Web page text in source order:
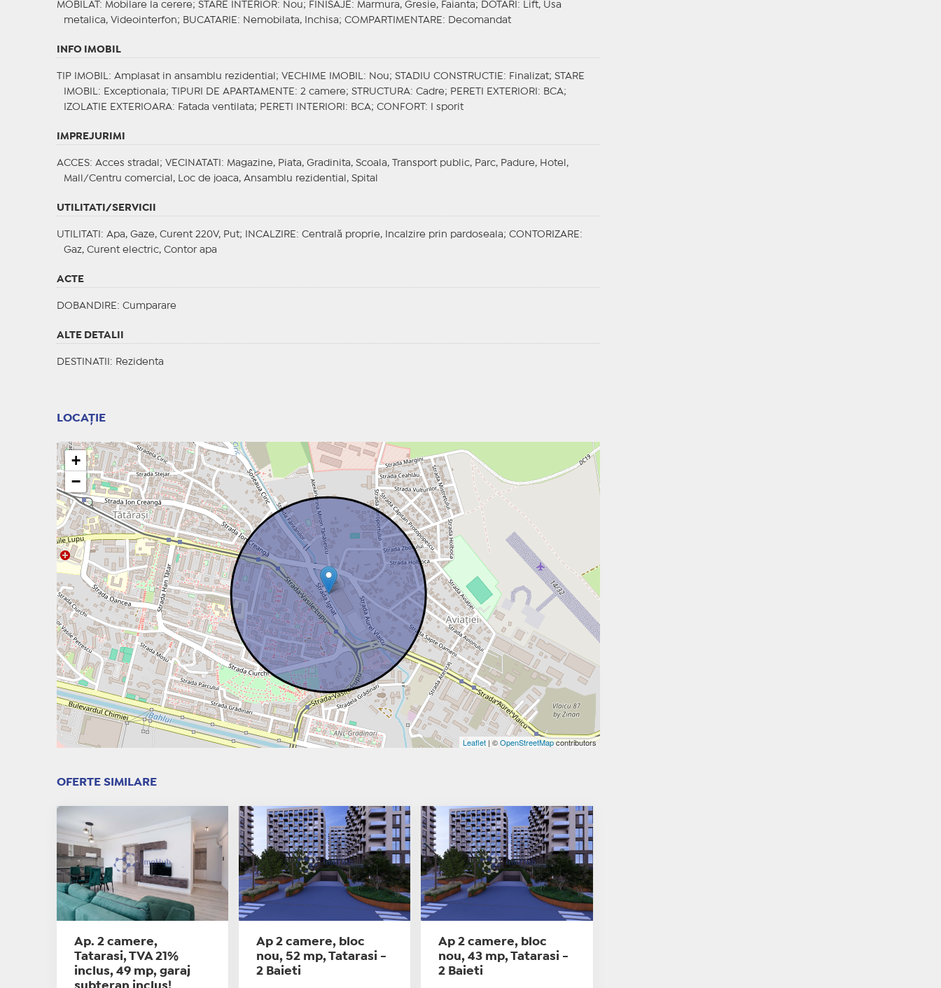
MOBILAT : Mobilare la cerere; STARE INTERIOR: Nou; FINISAJE : Marmura, Gresie, Faianta; DOTARI : Lift, Usa
metalica, Videointerfon; BUCATARIE : Nemobilata, Inchisa; COMPARTIMENTARE : Decomandat
INFO IMOBIL
TIP IMOBIL : Amplasat in ansamblu rezidential; VECHIME IMOBIL : Nou; STADIU CONSTRUCTIE : Finalizat; STARE
IMOBIL
: Exceptionala; TIPURI DE APARTAMENTE : 2 camere; STRUCTURA: Cadre; PERETI EXTERIORI : BCA;
IZOLATIE EXTERIOARA: Fatada ventilata; PERETI INTERIORI : BCA; CONFORT : I sporit
IMPREJURIMI
ACCES: Acces stradal; VECINATATI
: Magazine, Piata, Gradinita, Scoala, Transport public, Parc, Padure, Hotel,
Mall/Centru comercial, Loc de joaca, Ansamblu rezidential, Spital
UTILITATI/SERVICII
UTILITATI : Apa, Gaze, Curent 220V, Put; INCALZIRE : Centrală proprie, Incalzire prin pardoseala; CONTORIZARE :
Gaz, Curent electric, Contor apa
ACTE
DOBANDIRE : Cumparare
ALTE DETALII
DESTINATII : Rezidenta
LOCAȚIE
+
−
Leaflet| ©OpenStreetMapcontributors
OFERTE SIMILARE
Ap. 2 camere,
Tatarasi, TVA 21%
inclus, 49 mp, garaj
Ap 2 camere, bloc
nou, 52 mp, Tatarasi -
2 Baieti
Ap 2 camere, bloc
nou, 43 mp, Tatarasi -
2 Baieti